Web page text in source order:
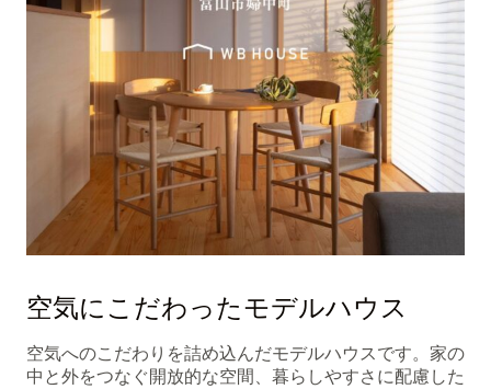
空気にこだわったモデルハウス
空気へのこだわりを詰め込んだモデルハウスです。家の
中と外をつなぐ開放的な空間、暮らしやすさに配慮した